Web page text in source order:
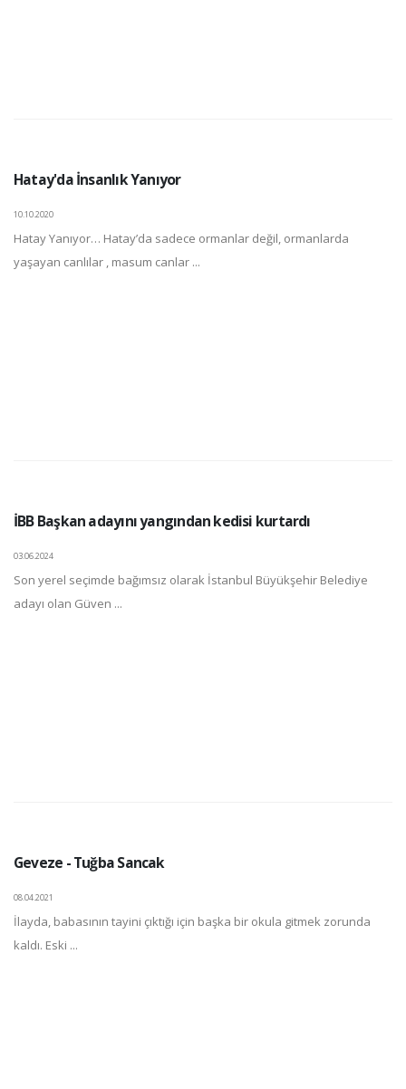
Hatay'da İnsanlık Yanıyor
10.10.2020
Hatay Yanıyor… Hatay’da sadece ormanlar değil, ormanlarda
yaşayan canlılar , masum canlar ...
İBB Başkan adayını yangından kedisi kurtardı
03.06.2024
Son yerel seçimde bağımsız olarak İstanbul Büyükşehir Belediye
adayı olan Güven ...
Geveze - Tuğba Sancak
08.04.2021
İlayda, babasının tayini çıktığı için başka bir okula gitmek zorunda
kaldı. Eski ...